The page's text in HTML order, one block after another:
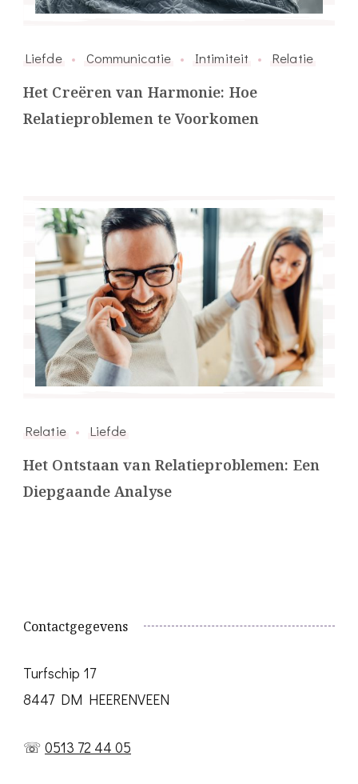
Liefde Communicatie Intimiteit Relatie
Het Creëren van Harmonie: Hoe
Relatieproblemen te Voorkomen
Relatie Liefde
Het Ontstaan van Relatieproblemen: Een
Diepgaande Analyse
Contactgegevens
Turfschip 17
8447 DM HEERENVEEN
☏ 0513 72 44 05